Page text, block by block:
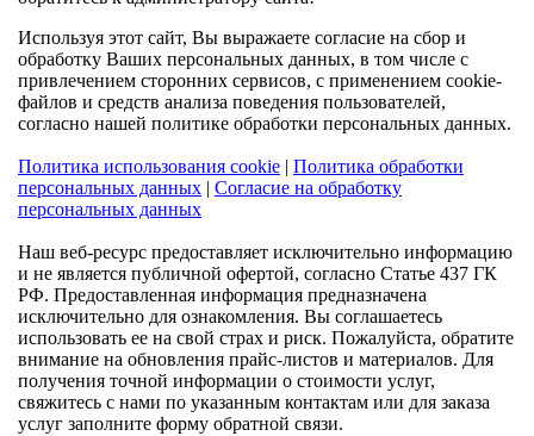
Используя этот сайт, Вы выражаете согласие на сбор и
обработку Ваших персональных данных, в том числе с
привлечением сторонних сервисов, с применением cookie-
файлов и средств анализа поведения пользователей,
согласно нашей политике обработки персональных данных.
Политика использования cookie | Политика обработки
персональных данных | Согласие на обработку
персональных данных
Наш веб-ресурс предоставляет исключительно информацию
и не является публичной офертой, согласно Статье 437 ГК
РФ. Предоставленная информация предназначена
исключительно для ознакомления. Вы соглашаетесь
использовать ее на свой страх и риск. Пожалуйста, обратите
внимание на обновления прайс-листов и материалов. Для
получения точной информации о стоимости услуг,
свяжитесь с нами по указанным контактам или для заказа
услуг заполните форму обратной связи.